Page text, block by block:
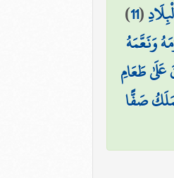
(
11
)
وَنَعَّمَهُ
طَعَامِ
صَفًّا